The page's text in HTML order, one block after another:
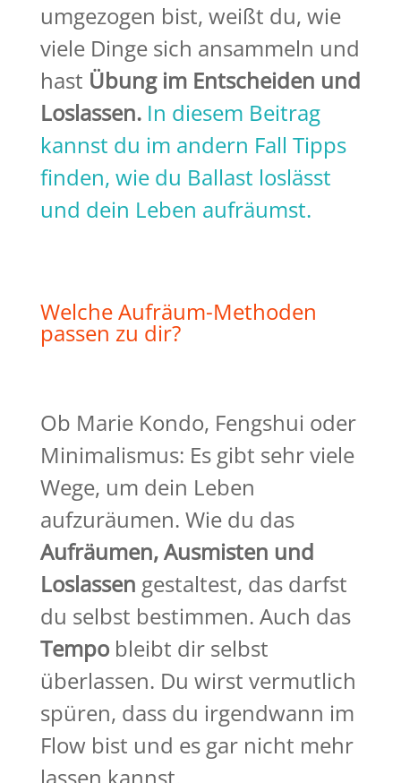
umgezogen bist, weißt du, wie
viele Dinge sich ansammeln und
hast Übung im Entscheiden und
Loslassen. In diesem Beitrag
kannst du im andern Fall Tipps
finden, wie du Ballast loslässt
und dein Leben aufräumst.
Welche Aufräum-Methoden
passen zu dir?
Ob Marie Kondo, Fengshui oder
Minimalismus: Es gibt sehr viele
Wege, um dein Leben
aufzuräumen. Wie du das
Aufräumen, Ausmisten und
Loslassen gestaltest, das darfst
du selbst bestimmen. Auch das
Tempobleibt dir selbst
überlassen. Du wirst vermutlich
spüren, dass du irgendwann im
Flow bist und es gar nicht mehr